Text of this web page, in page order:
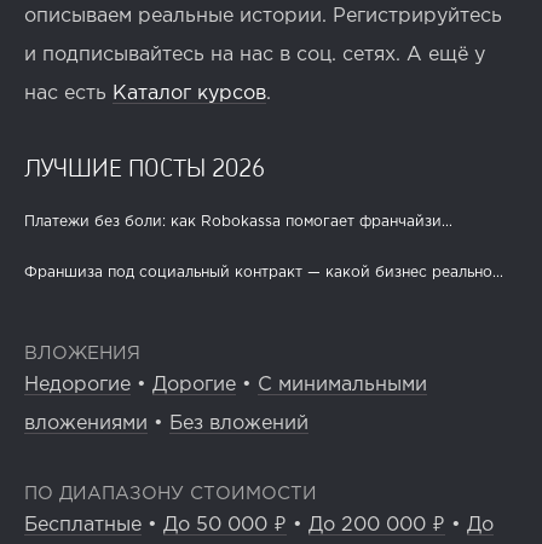
описываем реальные истории. Регистрируйтесь
и подписывайтесь на нас в соц. сетях. А ещё у
нас есть Каталог курсов.
ЛУЧШИЕ ПОСТЫ 2026
Платежи без боли: как Robokassa помогает франчайзи...
Франшиза под социальный контракт — какой бизнес реально...
ВЛОЖЕНИЯ
Недорогие • Дорогие • С минимальными
вложениями • Без вложений
ПО ДИАПАЗОНУ СТОИМОСТИ
Бесплатные • До 50 000 ₽ • До 200 000 ₽ • До